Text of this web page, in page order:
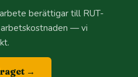
berättigar till RUT-
— vi
→